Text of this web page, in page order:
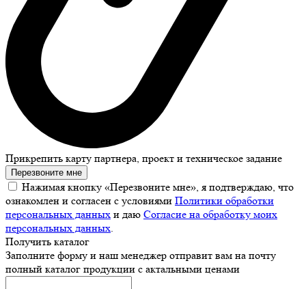
Прикрепить карту партнера, проект и техническое задание
Перезвоните мне
Нажимая кнопку «Перезвоните мне», я подтверждаю, что
ознакомлен и согласен с условиями Политики обработки
персональных данных и даю Согласие на обработку моих
персональных данных
Получить каталог
Заполните форму и наш менеджер отправит вам на почту
полный каталог продукции с актальными ценами